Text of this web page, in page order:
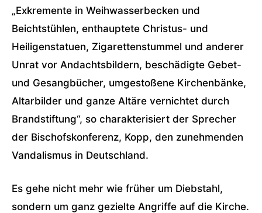
„Exkremente in Weihwasserbecken und
Beichtstühlen, enthauptete Christus- und
Heiligenstatuen, Zigarettenstummel und anderer
Unrat vor Andachtsbildern, beschädigte Gebet-
und Gesangbücher, umgestoßene Kirchenbänke,
Altarbilder und ganze Altäre vernichtet durch
Brandstiftung“, so charakterisiert der Sprecher
der Bischofskonferenz, Kopp, den zunehmenden
Vandalismus in Deutschland.
Es gehe nicht mehr wie früher um Diebstahl,
sondern um ganz gezielte Angriffe auf die Kirche.